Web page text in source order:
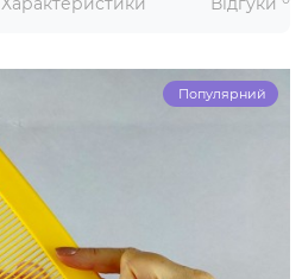
Популярний